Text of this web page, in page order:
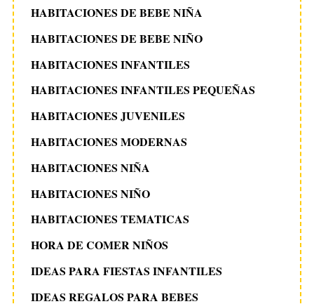
HABITACIONES DE BEBE NIÑA
HABITACIONES DE BEBE NIÑO
HABITACIONES INFANTILES
HABITACIONES INFANTILES PEQUEÑAS
HABITACIONES JUVENILES
HABITACIONES MODERNAS
HABITACIONES NIÑA
HABITACIONES NIÑO
HABITACIONES TEMATICAS
HORA DE COMER NIÑOS
IDEAS PARA FIESTAS INFANTILES
IDEAS REGALOS PARA BEBES